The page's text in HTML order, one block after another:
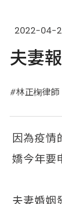
2022-04-
夫妻
林正椈律師
因為疫情
嬌今年要
夫妻婚姻